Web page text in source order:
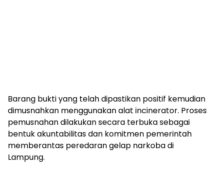
Barang bukti yang telah dipastikan positif kemudian
dimusnahkan menggunakan alat incinerator. Proses
pemusnahan dilakukan secara terbuka sebagai
bentuk akuntabilitas dan komitmen pemerintah
memberantas peredaran gelap narkoba di
Lampung.